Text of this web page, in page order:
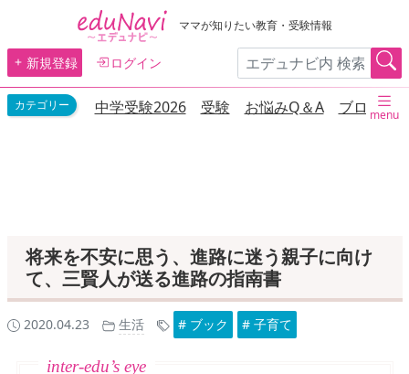
ママが知りたい教育・受験情報
新規登録 ログイン
中学受験2026 受験 お悩みQ＆A ブログmenu
将来を不安に思う、進路に迷う親子に向け
て、三賢人が送る進路の指南書
2020.04.23 生活 # ブック # 子育て